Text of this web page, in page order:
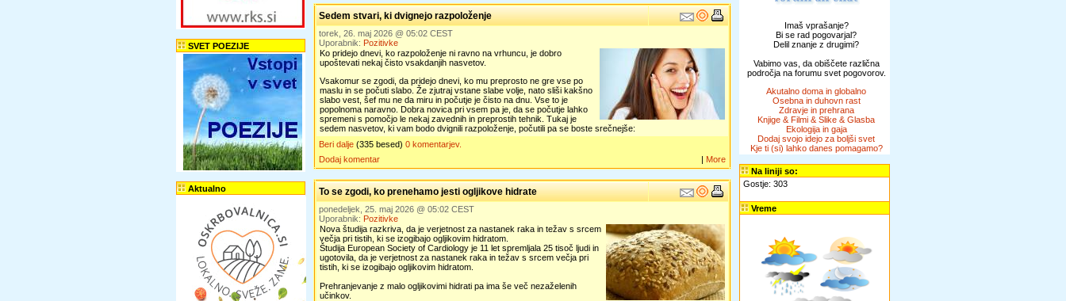
SVET POEZIJE
Aktualno
Sedem stvari, ki dvignejo razpoloženje
torek, 26. maj 2026 @ 05:02 CEST
Uporabnik: Pozitivke
Ko pridejo dnevi, ko razpoloženje ni ravno na vrhuncu, je dobro
upoštevati nekaj čisto vsakdanjih nasvetov.
Vsakomur se zgodi, da pridejo dnevi, ko mu preprosto ne gre vse po
maslu in se počuti slabo. Že zjutraj vstane slabe volje, nato sliši kakšno
slabo vest, šef mu ne da miru in počutje je čisto na dnu. Vse to je
popolnoma naravno. Dobra novica pri vsem pa je, da se počutje lahko
spremeni s pomočjo le nekaj zavednih in preprostih tehnik. Tukaj je
sedem nasvetov, ki vam bodo dvignili razpoloženje, počutili pa se boste srečnejše:
Beri dalje (335 besed) 0 komentarjev.
Dodaj komentar
| More
To se zgodi, ko prenehamo jesti ogljikove hidrate
ponedeljek, 25. maj 2026 @ 05:02 CEST
Uporabnik: Pozitivke
Nova študija razkriva, da je verjetnost za nastanek raka in težav s srcem
večja pri tistih, ki se izogibajo ogljikovim hidratom.
Študija European Society of Cardiology je 11 let spremljala 25 tisoč ljudi in
ugotovila, da je verjetnost za nastanek raka in težav s srcem večja pri
tistih, ki se izogibajo ogljikovim hidratom.
Prehranjevanje z malo ogljikovimi hidrati pa ima še več nezaželenih
učinkov.
Imaš vprašanje?
Bi se rad pogovarjal?
Delil znanje z drugimi?
Vabimo vas, da obiščete različna
področja na forumu svet pogovorov.
Akutalno doma in globalno
Osebna in duhovn rast
Zdravje in prehrana
Knjige & Filmi & Slike & Glasba
Ekologija in gaja
Dodaj svojo idejo za boljši svet
Kje ti (si) lahko danes pomagamo?
Na liniji so:
Gostje: 303
Vreme